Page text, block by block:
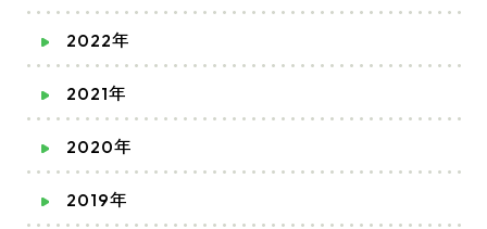
2022年
2021年
2020年
2019年